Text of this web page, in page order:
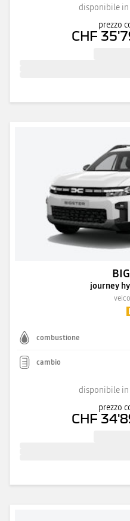
disponibile in
prezzo
CHF
journey
combustione
cambio
disponibile in
prezzo
CHF